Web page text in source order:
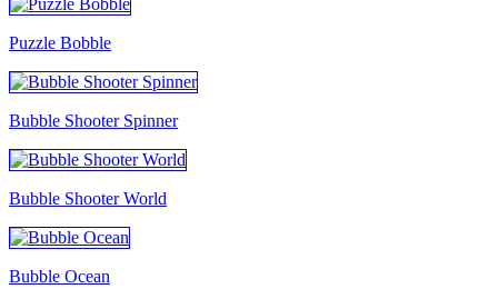
Puzzle Bobble
Bubble Shooter Spinner
Bubble Shooter World
Bubble Ocean